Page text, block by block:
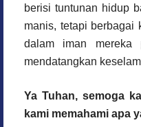
berisi tuntunan hidup
manis, tetapi berbagai
dalam iman
mendatangkan
Ya Tuhan, semoga
kami memahami apa